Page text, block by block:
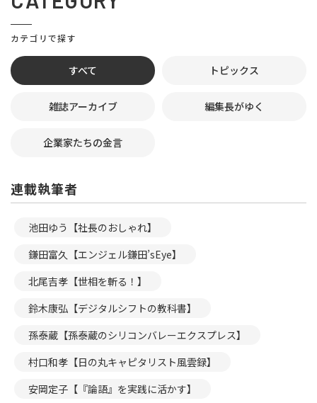
カテゴリで探す
すべて トピックス
雑誌アーカイブ 編集長がゆく
企業家たちの金言
連載執筆者
池田ゆう【社長のおしゃれ】
鎌田富久【エンジェル鎌田’sEye】
北尾吉孝【世相を斬る！】
鈴木康弘【デジタルシフトの教科書】
孫泰蔵【孫泰蔵のシリコンバレーエクスプレス】
村口和孝【日の丸キャピタリスト風雲録】
安岡定子【『論語』を実践に活かす】